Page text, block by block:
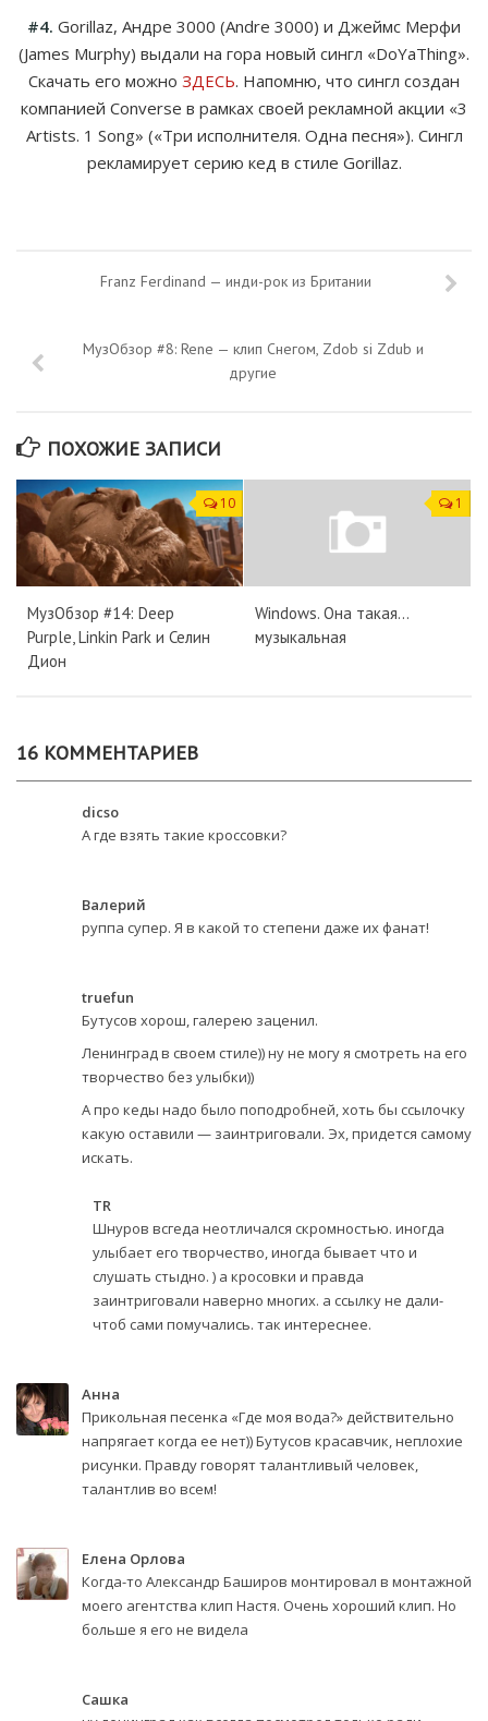
#4. Gorillaz, Андре 3000 (Andre 3000) и Джеймс Мерфи
(James Murphy) выдали на гора новый сингл «DoYaThing».
Скачать его можно ЗДЕСЬ. Напомню, что сингл создан
компанией Converse в рамках своей рекламной акции «3
Artists. 1 Song» («Три исполнителя. Одна песня»). Сингл
рекламирует серию кед в стиле Gorillaz.
Franz Ferdinand — инди-рок из Британии
МузОбзор #8: Rene — клип Снегом, Zdob si Zdub и
другие
ПОХОЖИЕ ЗАПИСИ
10
МузОбзор #14: Deep
Purple, Linkin Park и Селин
Дион
1
Windows. Она такая...
музыкальная
16 КОММЕНТАРИЕВ
dicso
А где взять такие кроссовки?
Валерий
руппа супер. Я в какой то степени даже их фанат!
truefun
Бутусов хорош, галерею заценил.
Ленинград в своем стиле)) ну не могу я смотреть на его
творчество без улыбки))
А про кеды надо было поподробней, хоть бы ссылочку
какую оставили — заинтриговали. Эх, придется самому
искать.
ТR
Шнуров всгеда неотличался скромностью. иногда
улыбает его творчество, иногда бывает что и
слушать стыдно. ) а кросовки и правда
заинтриговали наверно многих. а ссылку не дали-
чтоб сами помучались. так интереснее.
Анна
Прикольная песенка «Где моя вода?» действительно
напрягает когда ее нет)) Бутусов красавчик, неплохие
рисунки. Правду говорят талантливый человек,
талантлив во всем!
Елена Орлова
Когда-то Александр Баширов монтировал в монтажной
моего агентства клип Настя. Очень хороший клип. Но
больше я его не видела
Сашка